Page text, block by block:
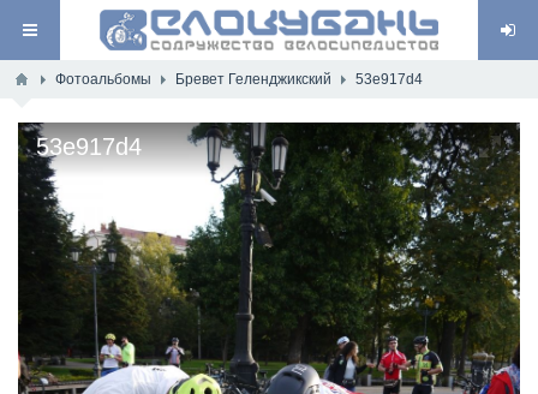
Фотоальбомы Бревет Геленджикский 53e917d4
53e917d4